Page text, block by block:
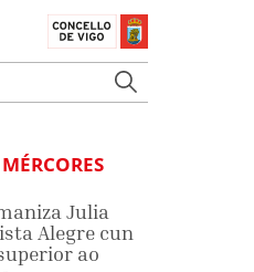
Julia
Alegre cun
ao